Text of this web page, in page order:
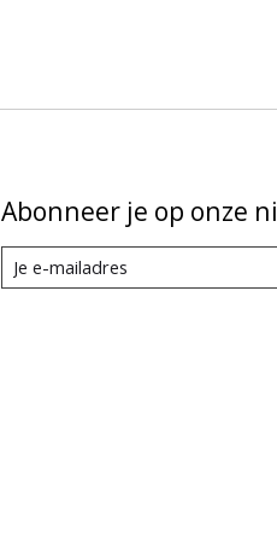
Abonneer je op onze